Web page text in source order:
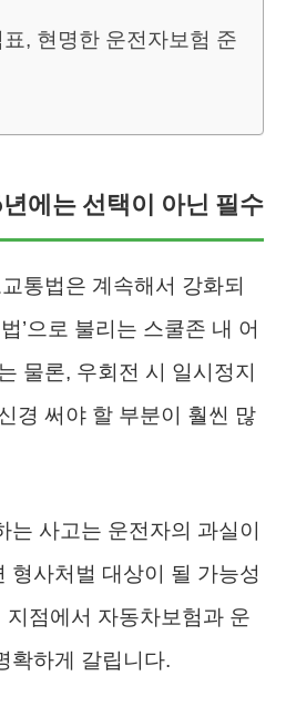
, 현명한 운전자보험 준
에는 선택이 아닌 필수
통법은 계속해서 강화되
’으로 불리는 스쿨존 내 어
물론, 우회전 시 일시정지
경 써야 할 부분이 훨씬 많
는 사고는 운전자의 과실이
형사처벌 대상이 될 가능성
지점에서 자동차보험과 운
확하게 갈립니다.